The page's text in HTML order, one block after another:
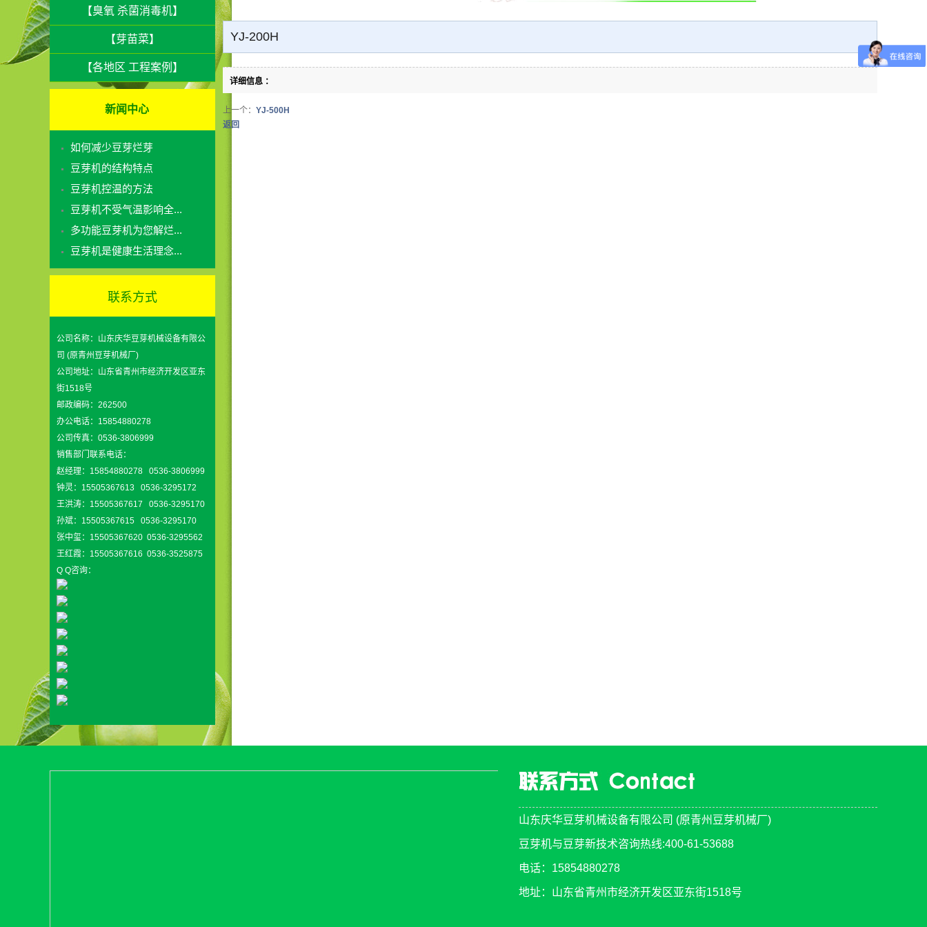
【臭氧 杀菌消毒机】
【芽苗菜】
【各地区 工程案例】
新闻中心
如何减少豆芽烂芽
豆芽机的结构特点
豆芽机控温的方法
豆芽机不受气温影响全...
多功能豆芽机为您解烂...
豆芽机是健康生活理念...
联系方式
公司名称：山东庆华豆芽机械设备有限公
司 (原青州豆芽机械厂)
公司地址：山东省青州市经济开发区亚东
街1518号
邮政编码：262500
办公电话：15854880278
公司传真：0536-3806999
销售部门联系电话：
赵经理：15854880278 0536-3806999
钟灵：15505367613 0536-3295172
王洪涛：15505367617 0536-3295170
孙斌：15505367615 0536-3295170
张中玺：15505367620 0536-3295562
王红霞：15505367616 0536-3525875
Q Q咨询：
YJ-200H
详细信息 ：
上一个： YJ-500H
返回
山东庆华豆芽机械设备有限公司 (原青州豆芽机械厂)
豆芽机与豆芽新技术咨询热线:400-61-53688
电话：15854880278
地址：山东省青州市经济开发区亚东街1518号